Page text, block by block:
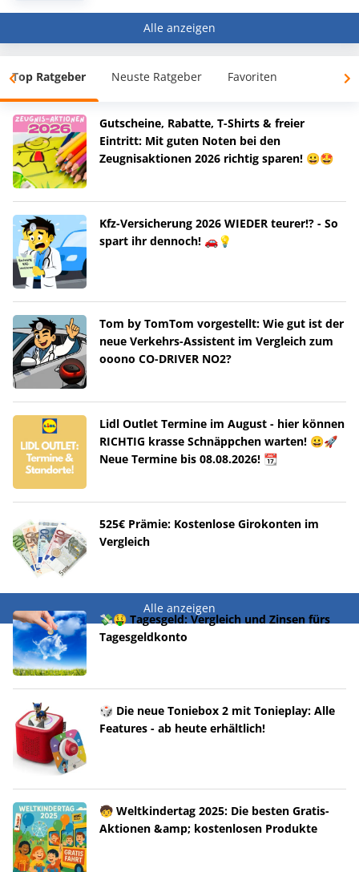
Alle anzeigen
Top Ratgeber Neuste Ratgeber Favoriten
Gutscheine, Rabatte, T-Shirts & freier
Eintritt: Mit guten Noten bei den
Zeugnisaktionen 2026 richtig sparen! 😀🤩
Kfz-Versicherung 2026 WIEDER teurer!? - So
spart ihr dennoch! 🚗💡
Tom by TomTom vorgestellt: Wie gut ist der
neue Verkehrs-Assistent im Vergleich zum
ooono CO-DRIVER NO2?
Lidl Outlet Termine im August - hier können
RICHTIG krasse Schnäppchen warten! 😀🚀
Neue Termine bis 08.08.2026! 📆
525€ Prämie: Kostenlose Girokonten im
Vergleich
Alle anzeigen
💸🤑 Tagesgeld: Vergleich und Zinsen fürs
Tagesgeldkonto
🎲 Die neue Toniebox 2 mit Tonieplay: Alle
Features - ab heute erhältlich!
🧒 Weltkindertag 2025: Die besten Gratis-
Aktionen &amp; kostenlosen Produkte